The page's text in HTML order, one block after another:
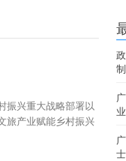
振兴重大战略部署以
旅产业赋能乡村振兴